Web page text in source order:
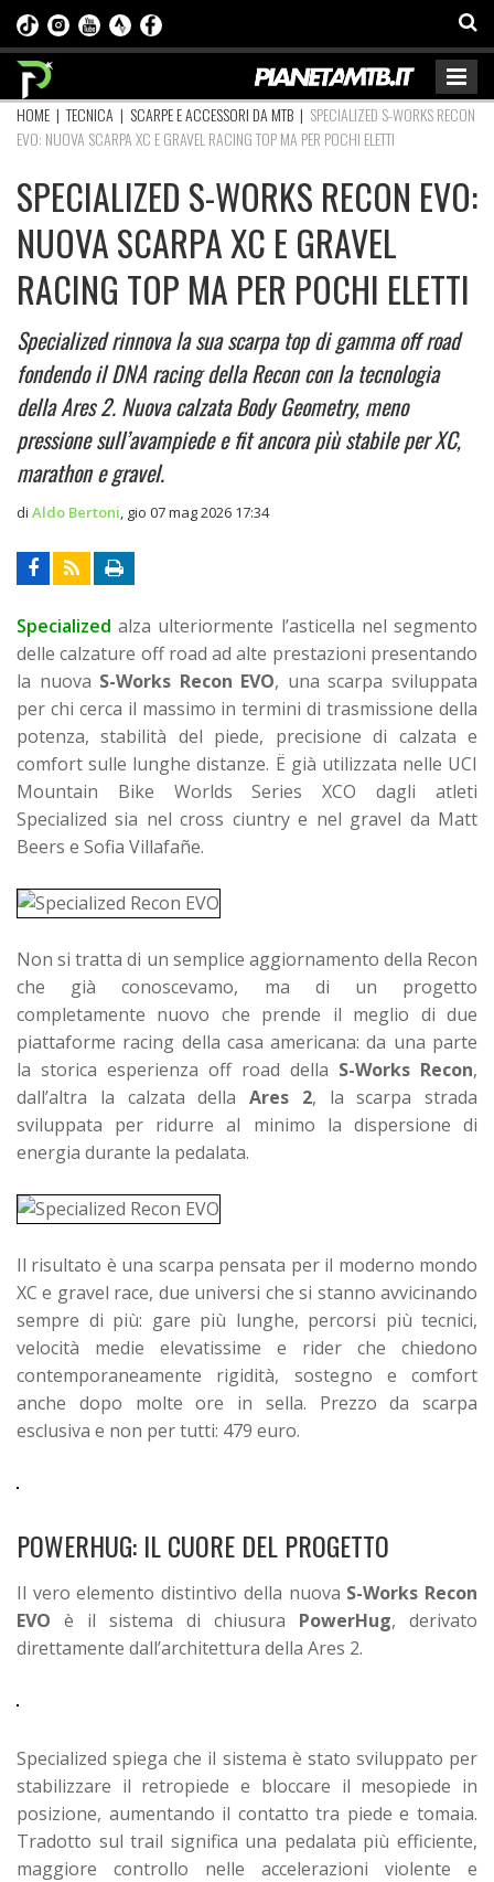
HOME |TECNICA | SCARPE E ACCESSORI DA MTB | SPECIALIZED S-WORKS RECON
EVO: NUOVA SCARPA XC E GRAVEL RACING TOP MA PER POCHI ELETTI
SPECIALIZED S-WORKS RECON EVO:
NUOVA SCARPA XC E GRAVEL
RACING TOP MA PER POCHI ELETTI
Specialized rinnova la sua scarpa top di gamma off road
fondendo il DNA racing della Recon con la tecnologia
della Ares 2. Nuova calzata Body Geometry, meno
pressione sull’avampiede e fit ancora più stabile per XC,
marathon e gravel.
di Aldo Bertoni gio 07 mag 2026 17:34
Specialized alza ulteriormente l’asticella nel segmento
delle calzature off road ad alte prestazioni presentando
la nuova S-Works Recon EVO, una scarpa sviluppata
per chi cerca il massimo in termini di trasmissione della
potenza, stabilità del piede, precisione di calzata e
comfort sulle lunghe distanze. Ë già utilizzata nelle UCI
Mountain Bike Worlds Series XCO dagli atleti
Specialized sia nel cross ciuntry e nel gravel da Matt
Beers e Sofia Villafañe.
Non si tratta di un semplice aggiornamento della Recon
che già conoscevamo, ma di un progetto
completamente nuovo che prende il meglio di due
piattaforme racing della casa americana: da una parte
la storica esperienza off road della S-Works Recon,
dall’altra la calzata della Ares 2, la scarpa strada
sviluppata per ridurre al minimo la dispersione di
energia durante la pedalata.
Il risultato è una scarpa pensata per il moderno mondo
XC e gravel race, due universi che si stanno avvicinando
sempre di più: gare più lunghe, percorsi più tecnici,
velocità medie elevatissime e rider che chiedono
contemporaneamente rigidità, sostegno e comfort
anche dopo molte ore in sella. Prezzo da scarpa
esclusiva e non per tutti: 479 euro.
POWERHUG: IL CUORE DEL PROGETTO
Il vero elemento distintivo della nuova S-Works Recon
EVO è il sistema di chiusura PowerHug, derivato
direttamente dall’architettura della Ares 2.
Specialized spiega che il sistema è stato sviluppato per
stabilizzare il retropiede e bloccare il mesopiede in
posizione, aumentando il contatto tra piede e tomaia.
Tradotto sul trail significa una pedalata più efficiente,
maggiore controllo nelle accelerazioni violente e